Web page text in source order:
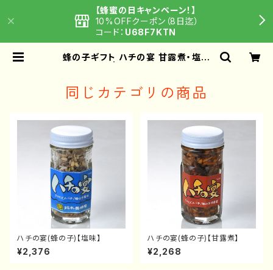
【蜂蜜の日キャンペーン！】
10%OFFクーポン（8日迄）
コード： U68F7KTN
蜂の子ギフト ハチの宴 甘露煮・塩味
同じカテゴリの商品
ハチの宴(蜂の子)【塩味】
¥2,376
ハチの宴(蜂の子)【甘露煮】
¥2,268